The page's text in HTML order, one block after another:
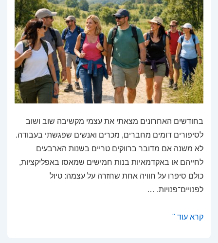
בחודשים האחרונים מצאתי את עצמי מקשיבה שוב ושוב
לסיפורים דומים מחברים, מכרים ואנשים שפגשתי בעבודה.
לא משנה אם מדובר ברווקים טריים בשנות הארבעים
לחייהם או באקדמאיות בנות חמישים שמאסו באפליקציות,
כולם סיפרו על חוויה אחת שחזרה על עצמה: טיול
לפנויים־פנויות. …
אהבה
קרא עוד "